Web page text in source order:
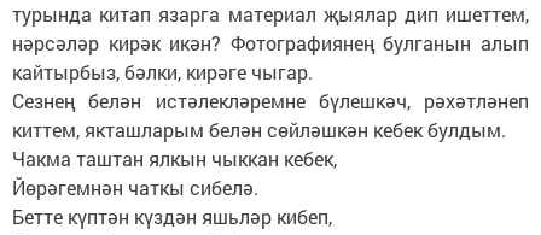
турында китап язарга материал җыялар дип ишеттем,
нәрсәләр кирәк икән? Фотографиянең булганын алып
кайтырбыз, бәлки, кирәге чыгар.
Сезнең белән истәлекләремне бүлешкәч, рәхәтләнеп
киттем, якташларым белән сөйләшкән кебек булдым.
Чакма таштан ялкын чыккан кебек,
Йөрәгемнән чаткы сибелә.
Бетте күптән күздән яшьләр кибеп,